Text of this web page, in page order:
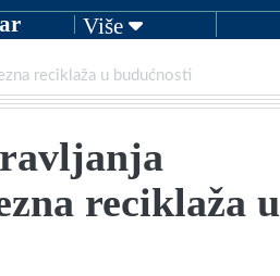
Više
reciklaža u budućnosti
reciklaža u